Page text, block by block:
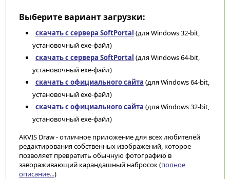
Выберите вариант загрузки:
скачать с сервера SoftPortal (для Windows 32-bit,
установочный exe-файл)
скачать с сервера SoftPortal (для Windows 64-bit,
установочный exe-файл)
скачать с официального сайта (для Windows 64-bit,
установочный exe-файл)
скачать с официального сайта (для Windows 32-bit,
установочный exe-файл)
AKVIS Draw - отличное приложение для всех любителей
редактирования собственных изображений, которое
позволяет превратить обычную фотографию в
завораживающий карандашный набросок (полное
описание...)